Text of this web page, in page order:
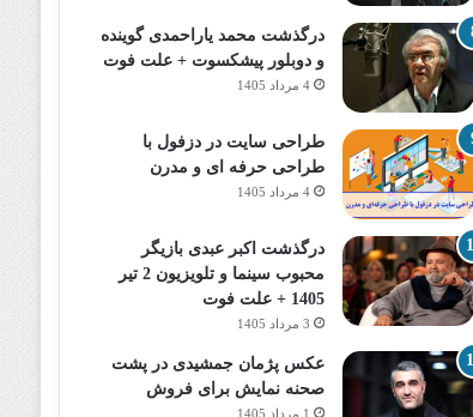
درگذشت محمد یاراحمدی گوینده
و دوبلور پیشکسوت + علت فوت
4 مرداد 1405
طراحی سایت در دزفول با
طراحی حرفه‌ ای و مدرن
4 مرداد 1405
درگذشت اکبر عبدی بازیگر
محبوب سینما و تلویزیون 2 تیر
1405 + علت فوت
3 مرداد 1405
عکس پژمان جمشیدی در پشت
صحنه نمایش برای فروش
1 مرداد 1405